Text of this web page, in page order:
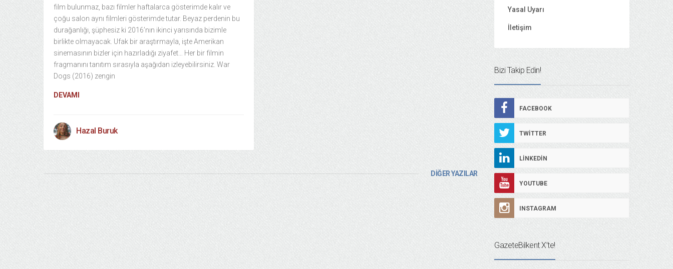
film bulunmaz, bazı filmler haftalarca gösterimde kalır ve
çoğu salon aynı filmleri gösterimde tutar. Beyaz perdenin bu
durağanlığı, şüphesiz ki 2016’nın ikinci yarısında bizimle
birlikte olmayacak. Ufak bir araştırmayla, işte Amerikan
sinemasının bizler için hazırladığı ziyafet… Her bir filmin
fragmanını tanıtım sırasıyla aşağıdan izleyebilirsiniz. War
Dogs (2016) zengin
DEVAMI
Hazal Buruk
DİĞER YAZILAR
Yasal Uyarı
İletişim
Bizi Takip Edin!
FACEBOOK
TWITTER
LINKEDIN
YOUTUBE
INSTAGRAM
GazeteBilkent X’te!